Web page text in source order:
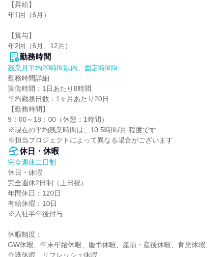
【昇給】
年1回（6月）
【賞与】
年2回（6月、12月）
勤務時間
残業月平均20時間以内、固定時間制
勤務時間詳細
実働時間：1日あたり8時間
平均勤務日数：1ヶ月あたり20日
【勤務時間】
9：00～18：00（休憩：1時間）
※現在の平均残業時間は、10.5時間/月 程度です
※担当プロジェクトによって異なる場合がございます
休日・休暇
完全週休二日制
休日・休暇
完全週休2日制（土日祝）
年間休日：120日
有給休暇：10日
※入社半年後付与
休暇制度：
GW休暇、年末年始休暇、慶弔休暇、産前・産後休暇、育児休暇、
介護休暇、リフレッシュ休暇